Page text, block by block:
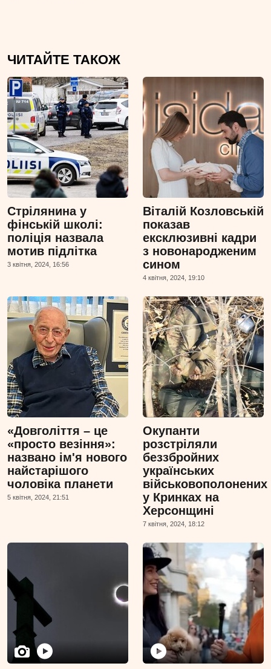
ЧИТАЙТЕ ТАКОЖ
Стрілянина у
фінській школі:
поліція назвала
мотив підлітка
3 квiтня, 2024, 16:56
Віталій Козловській
показав
ексклюзивні кадри
з новонародженим
сином
4 квiтня, 2024, 19:10
«Довголіття – це
«просто везіння»:
названо ім'я нового
найстарішого
чоловіка планети
5 квiтня, 2024, 21:51
Окупанти
розстріляли
беззбройних
українських
військовополонених
у Кринках на
Херсонщині
7 квiтня, 2024, 18:12